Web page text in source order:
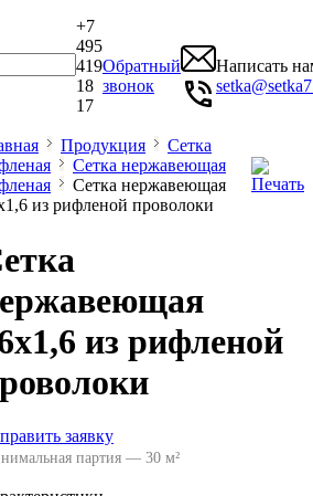
+7
495
419
18
17
Обратный
звонок
Написать
Продукция
Сетка
Сетка нержавеющая
Сетка нержавеющая
из рифленой проволоки
из рифленой
заявку
партия — 30 м²